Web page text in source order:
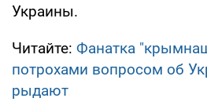
Украины.
Читайте: Фанатка
потрохами вопросом об
рыдают